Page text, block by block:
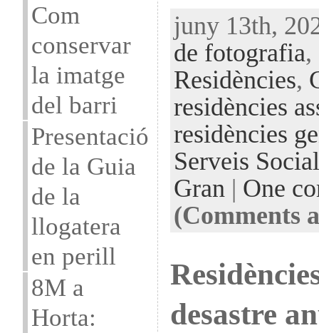
Com
conservar
la imatge
del barri
Presentació
de la Guia
de la
llogatera
en perill
8M a
Horta:
juny 13th,
de fotografia,
Residències,
residències
residències
Serveis
Gran| One
(Comments
desastre